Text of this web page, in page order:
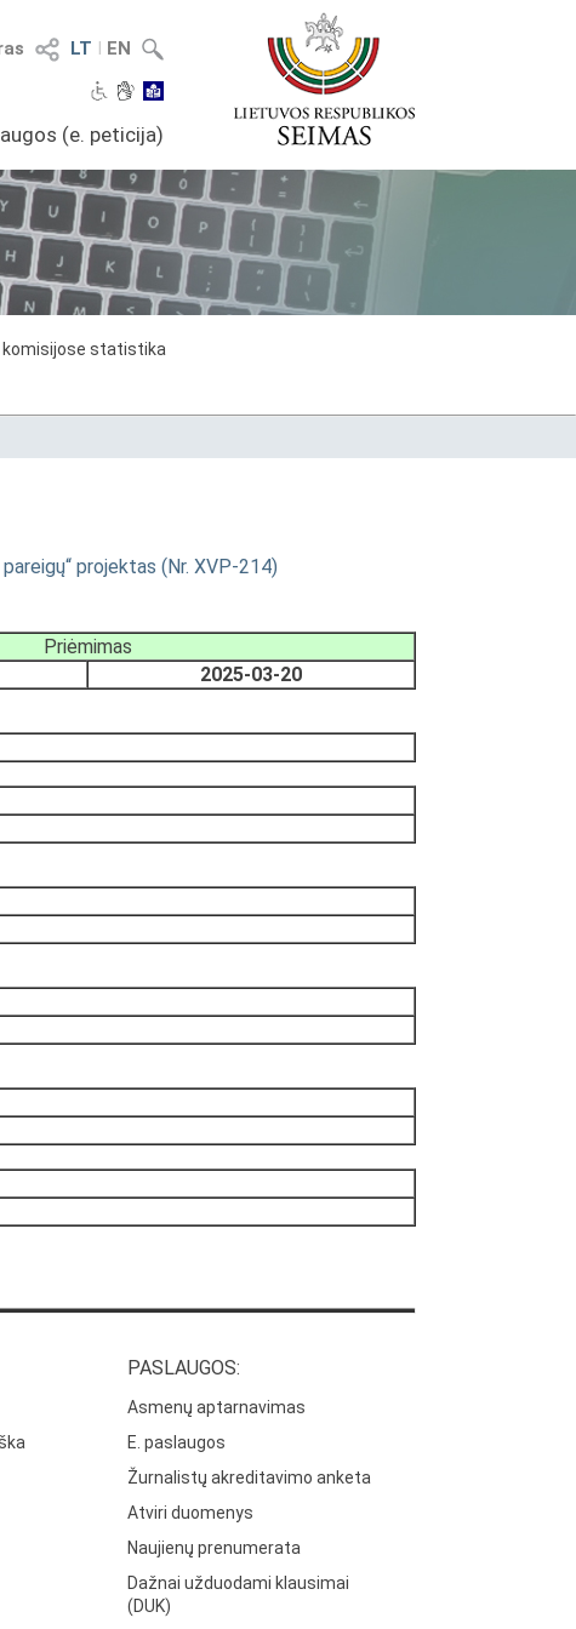
LT I EN
(e. peticija)
statistika
projektas (Nr. XVP-214)
Priėmimas
2025-03-20
PASLAUGOS:
Asmenų aptarnavimas
E. paslaugos
Žurnalistų akreditavimo anketa
Atviri duomenys
Naujienų prenumerata
Dažnai užduodami klausimai
(DUK)